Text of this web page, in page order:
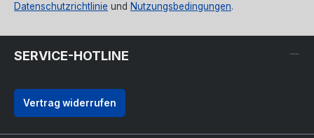
Datenschutzrichtlinie und Nutzungsbedingungen.
SERVICE-HOTLINE
Vertrag widerrufen